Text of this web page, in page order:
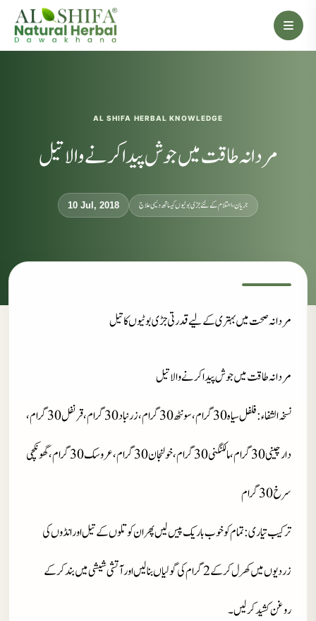
AL SHIFA HERBAL KNOWLEDGE
مردانہ طاقت میں جوش پیدا کرنے والا تیل
10 Jul, 2018 جریان، احتلام کےلئے جڑی بوٹیوں کیساتھ دیسی علاج
مردانہ صحت میں بہتری کے لیے قدرتی جڑی بوٹیوں کا تیل
مردانہ طاقت میں جوش پیدا کرنے والا تیل
نسخہ الشفاء
: فلفل سیاہ 30 گرام، سونٹھ 30 گرام، زرنباد 30 گرام، قرنفل 30 گرام،
دارچینی 30 گرام، مالکنگنی 30 گرام، خولنجان 30 گرام، عروسک 30 گرام، گھونکچی
سرخ 30 گرام
ترکیب تیاری: تمام کو خوب باریک پیس لیں پھر ان کو تلوں کے تیل اور انڈوں کی
زردیوں میں کھرل کر کے 2 گرام کی گولیاں بنا لیں اور آتشی شیشی میں بند کر کے
روغن کشید کر لیں۔